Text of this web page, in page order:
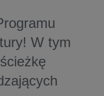
W tym